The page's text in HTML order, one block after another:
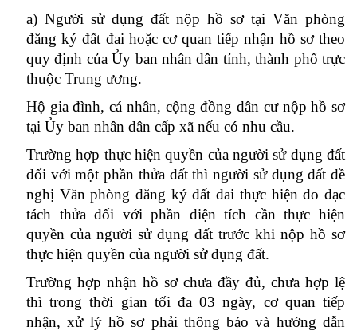
a) Người sử dụng đất nộp hồ sơ tại Văn phòng
đăng ký đất đai hoặc cơ quan tiếp nhận hồ sơ theo
quy định của Ủy ban nhân dân tỉnh, thành phố trực
thuộc Trung ương.
Hộ gia đình, cá nhân, cộng đồng dân cư nộp hồ sơ
tại Ủy ban nhân dân cấp xã nếu có nhu cầu.
Trường hợp thực hiện quyền của người sử dụng đất
đối với một phần thửa đất thì người sử dụng đất đề
nghị Văn phòng đăng ký đất đai thực hiện đo đạc
tách thửa đối với phần diện tích cần thực hiện
quyền của người sử dụng đất trước khi nộp hồ sơ
thực hiện quyền của người sử dụng đất.
Trường hợp nhận hồ sơ chưa đầy đủ, chưa hợp lệ
thì trong thời gian tối đa 03 ngày, cơ quan tiếp
nhận, xử lý hồ sơ phải thông báo và hướng dẫn